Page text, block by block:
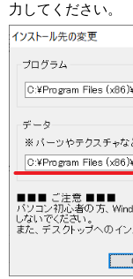
力してください。